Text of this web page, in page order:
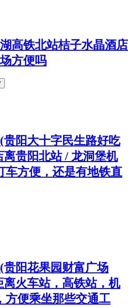
高铁北站桔子水晶酒店
方便吗
贵阳大十字民生路好吃
离贵阳北站 / 龙洞堡机
车方便，还是有地铁直
贵阳花果园财富广场
离火车站，高铁站，机
方便乘坐那些交通工